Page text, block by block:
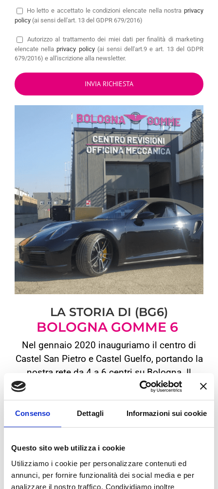
Consenso Dettagli Informazioni sui cookie
Questo sito web utilizza i cookie
Utilizziamo i cookie per personalizzare contenuti ed
annunci, per fornire funzionalità dei social media e per
analizzare il nostro traffico. Condividiamo inoltre
Ho letto e accettato le condizioni elencate nella nostra privacy
policy (ai sensi dell'art. 13 del GDPR 679/2016)
Autorizzo al trattamento dei miei dati per finalità di marketing
elencate nella privacy policy(ai sensi dell'art.9 e art. 13 del GDPR
679/2016) e all'iscrizione alla newsletter.
LA STORIA DI (BG6)
BOLOGNA GOMME 6
Nel gennaio 2020 inauguriamo il centro di
Castel San Pietro e Castel Guelfo, portando la
nostra rete da 4 a 6 centri su Bologna. Il
negozio di Castel San Pietro diventaBG6
sesto punto vendita di Bologna Gomme. La
prossimità, l’esserci subito e sempre, sono le
nostre parole d’ordine. L’apertura di questi
un serviziorapido, accessibile e senza
complicazioni